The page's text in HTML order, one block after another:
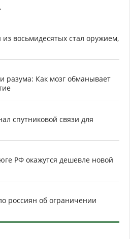
восьмидесятых стал оружием,
разума: Как мозг обманывает
спутниковой связи для
РФ окажутся дешевле новой
россиян об ограничении